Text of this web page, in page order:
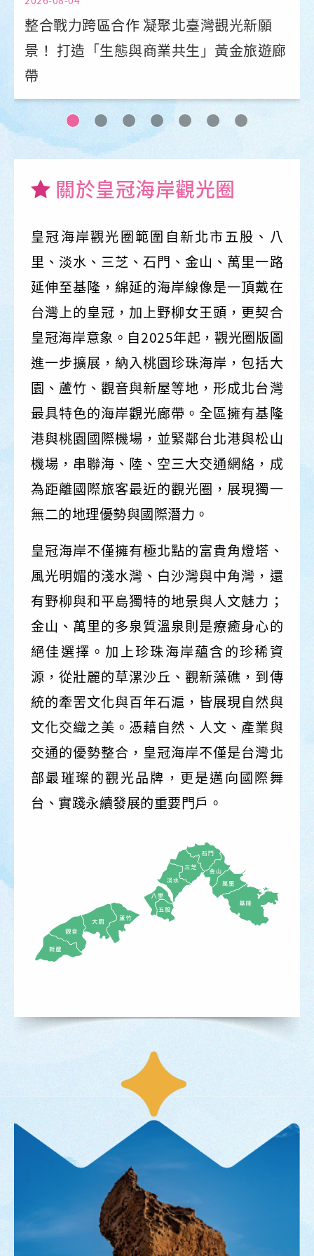
整合戰力跨區合作 凝聚北臺灣觀光新願
景！ 打造「生態與商業共生」黃金旅遊廊
帶
關於皇冠海岸觀光圈
皇冠海岸觀光圈範圍自新北市五股、八
里、淡水、三芝、石門、金山、萬里一路
延伸至基隆，綿延的海岸線像是一頂戴在
台灣上的皇冠，加上野柳女王頭，更契合
皇冠海岸意象。自2025年起，觀光圈版圖
進一步擴展，納入桃園珍珠海岸，包括大
園、蘆竹、觀音與新屋等地，形成北台灣
最具特色的海岸觀光廊帶。全區擁有基隆
港與桃園國際機場，並緊鄰台北港與松山
機場，串聯海、陸、空三大交通網絡，成
為距離國際旅客最近的觀光圈，展現獨一
無二的地理優勢與國際潛力。
皇冠海岸不僅擁有極北點的富貴角燈塔、
風光明媚的淺水灣、白沙灣與中角灣，還
有野柳與和平島獨特的地景與人文魅力；
金山、萬里的多泉質溫泉則是療癒身心的
絕佳選擇。加上珍珠海岸蘊含的珍稀資
源，從壯麗的草漯沙丘、觀新藻礁，到傳
統的牽罟文化與百年石滬，皆展現自然與
文化交織之美。憑藉自然、人文、產業與
交通的優勢整合，皇冠海岸不僅是台灣北
部最璀璨的觀光品牌，更是邁向國際舞
台、實踐永續發展的重要門戶。